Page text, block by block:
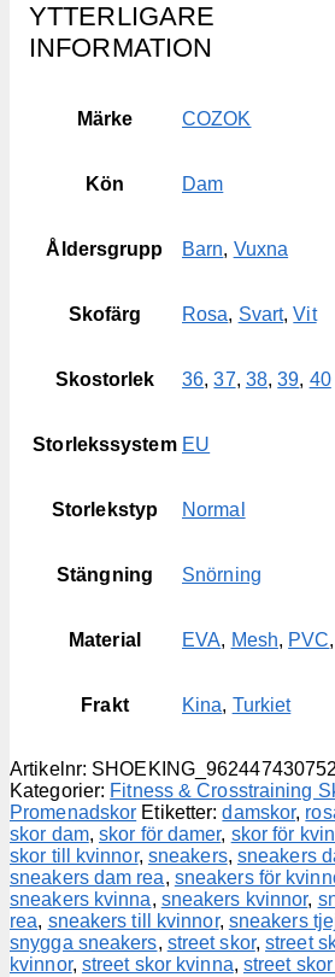
YTTERLIGARE
INFORMATION
Märke COZOK
Kön Dam
Åldersgrupp Barn, Vuxna
Skofärg Rosa, Svart,Vit
Skostorlek 36,37, 38,39, 40
Storlekssystem EU
Storlekstyp Normal
Stängning Snörning
Material EVA, Mesh, PVC,
Frakt Kina, Turkiet
Artikelnr:
Kategorier: Fitness & Crosstraining
Promenadskor Etiketter:damskor,
skor dam,skor för damer, skor för
skor till kvinnor, sneakers, sneakers
sneakers dam rea, sneakers för
sneakers kvinna, sneakers kvinnor,
rea, sneakers till kvinnor, sneakers
snygga sneakers, street skor,street
kvinnor, street skor kvinna, street